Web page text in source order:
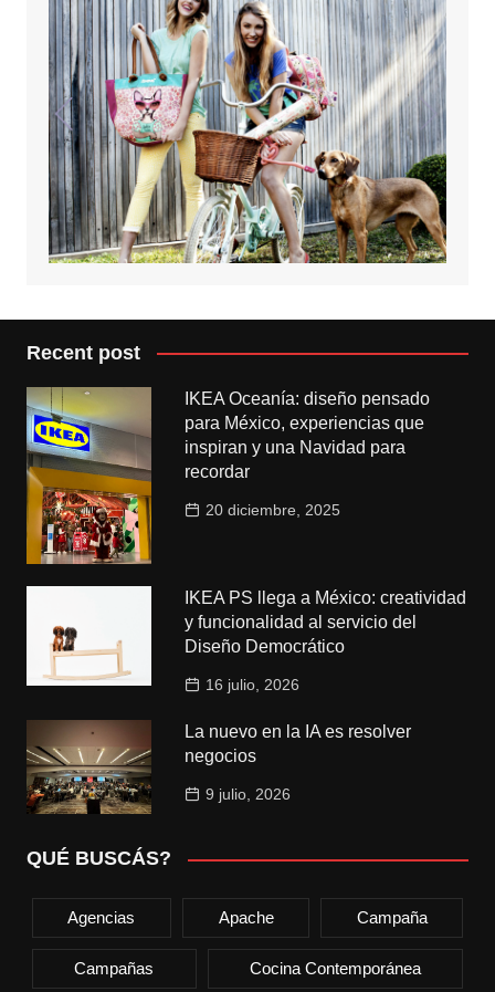
Recent post
IKEA Oceanía: diseño pensado
para México, experiencias que
inspiran y una Navidad para
recordar
20 diciembre, 2025
IKEA PS llega a México: creatividad
y funcionalidad al servicio del
Diseño Democrático
16 julio, 2026
La nuevo en la IA es resolver
negocios
9 julio, 2026
QUÉ BUSCÁS?
Agencias Apache Campaña
Campañas Cocina Contemporánea